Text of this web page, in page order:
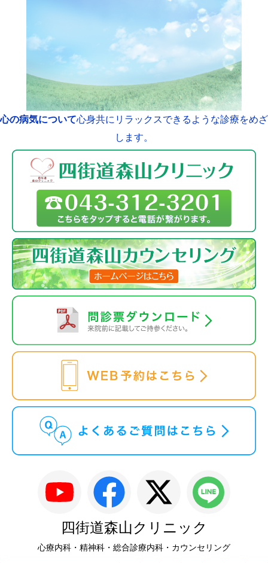
心の病気について心身共にリラックスできるような診療をめざ
します。
四街道森山クリニック
心療内科・精神科・総合診療内科・カウンセリング